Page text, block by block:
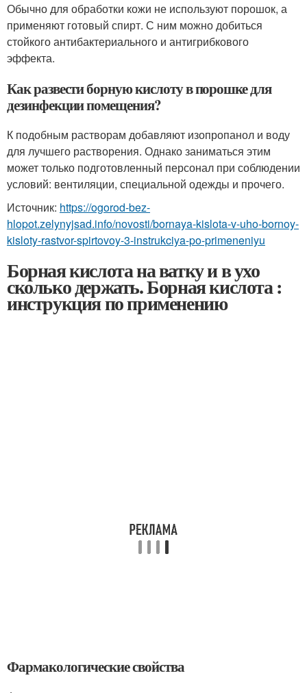
Обычно для обработки кожи не используют порошок, а
применяют готовый спирт. С ним можно добиться
стойкого антибактериального и антигрибкового
эффекта.
Как развести борную кислоту в порошке для
дезинфекции помещения?
К подобным растворам добавляют изопропанол и воду
для лучшего растворения. Однако заниматься этим
может только подготовленный персонал при соблюдении
условий: вентиляции, специальной одежды и прочего.
Источник: https://ogorod-bez-
hlopot.zelynyjsad.info/novosti/bornaya-kislota-v-uho-bornoy-
kisloty-rastvor-spirtovoy-3-instrukciya-po-primeneniyu
Борная кислота на ватку и в ухо
сколько держать. Борная кислота :
инструкция по применению
Фармакологические свойства